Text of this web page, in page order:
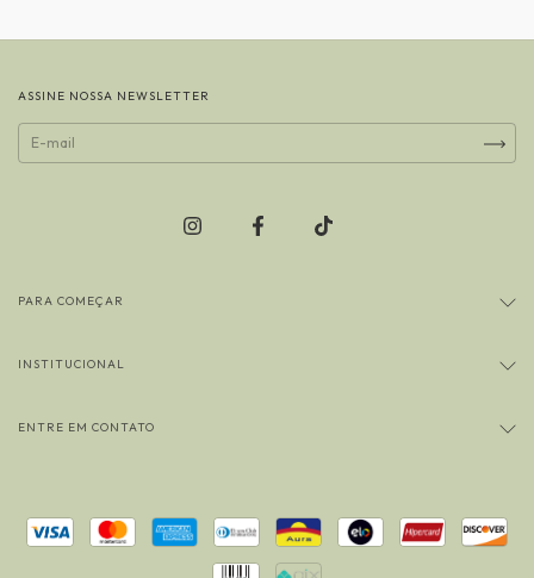
ASSINE NOSSA NEWSLETTER
PARA COMEÇAR
INSTITUCIONAL
ENTRE EM CONTATO